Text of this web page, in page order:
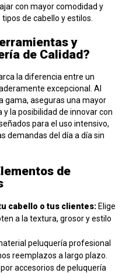
con mayor comodidad y
de cabello y estilos.
y
de Calidad?
la diferencia entre un
excepcional. Al
gama, aseguras una mayor
la posibilidad de innovar con
para el uso intensivo,
demandas del día a día sin
de
cabello o tus clientes:Elige
a la textura, grosor y estilo
peluquería profesional
reemplazos a largo plazo.
accesorios de peluquería